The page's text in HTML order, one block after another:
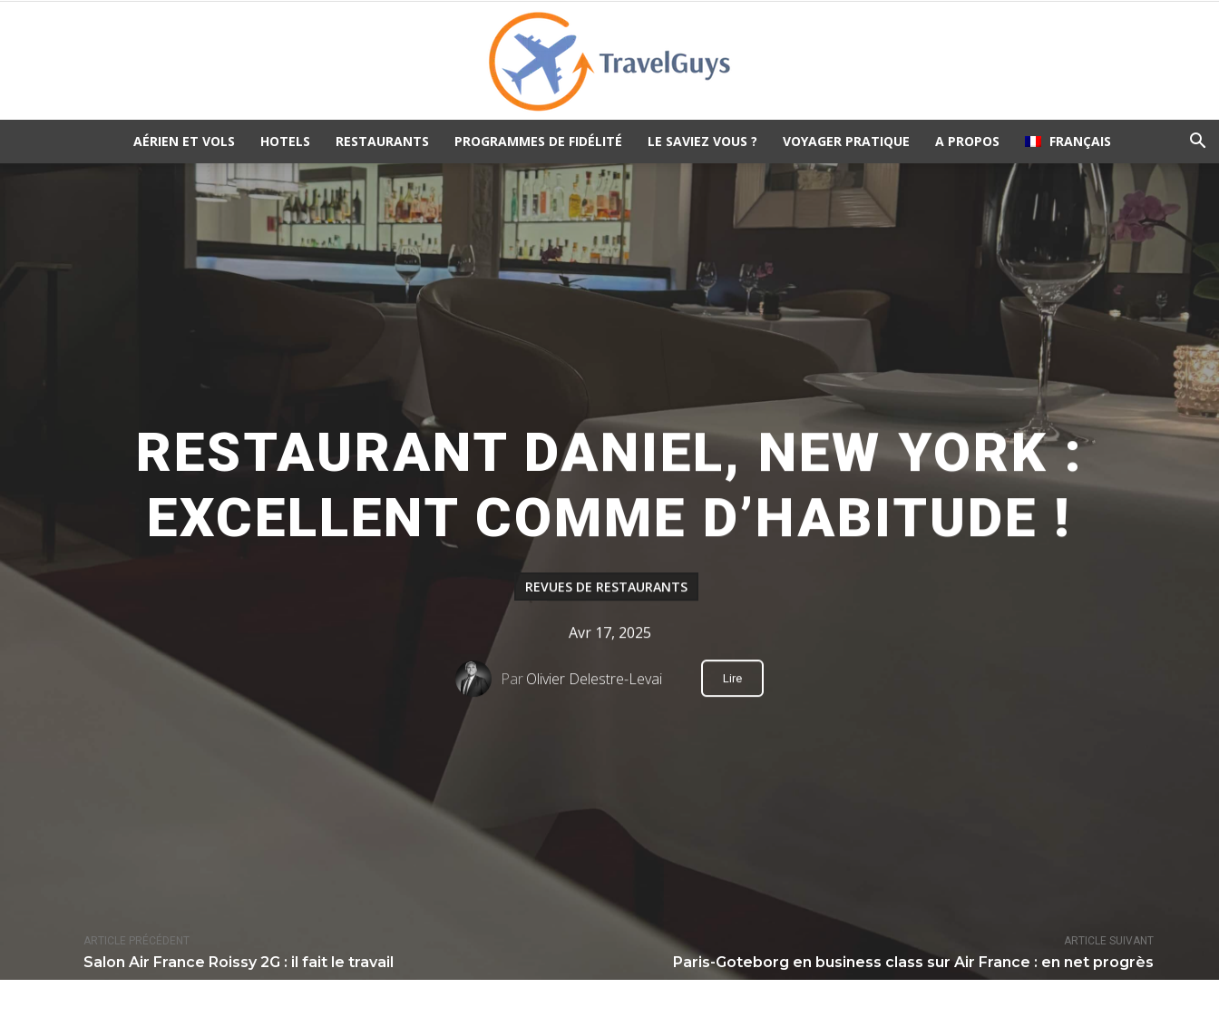
TravelGuys
AÉRIEN ET VOLS HOTELS RESTAURANTS PROGRAMMES DE FIDÉLITÉ LE SAVIEZ VOUS ? VOYAGER PRATIQUE A PROPOS FRANÇAIS
ARTICLE PRÉCÉDENT
Salon Air France Roissy 2G : il fait le travail
ARTICLE SUIVANT
Paris-Goteborg en business class sur Air France : en net progrès
RESTAURANT DANIEL, NEW YORK :
EXCELLENT COMME D’HABITUDE !
REVUES DE RESTAURANTS
Avr 17, 2025
ParOlivier Delestre-Levai Lire